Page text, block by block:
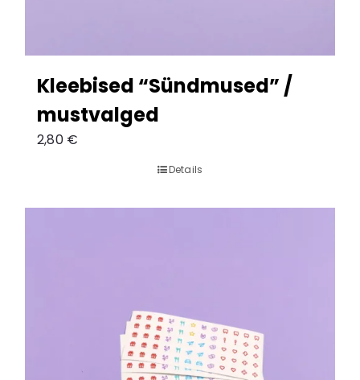
Kleebised “Sündmused” /
mustvalged
2,80 €
Details